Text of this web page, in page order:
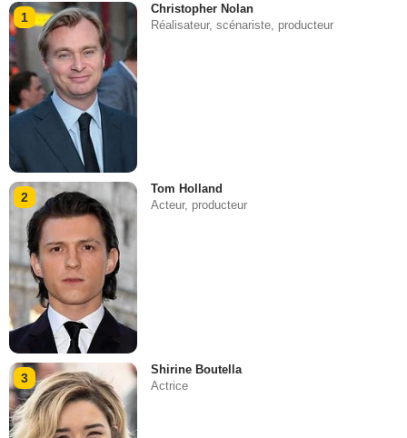
1
Christopher Nolan
Réalisateur, scénariste, producteur
2
Tom Holland
Acteur, producteur
3
Shirine Boutella
Actrice